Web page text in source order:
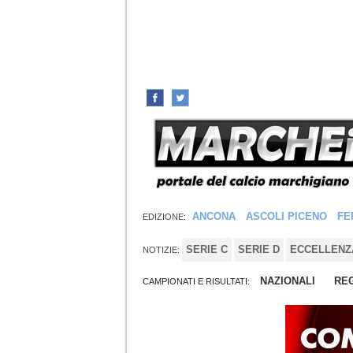
EDIZIONE: ANCONA ASCOLI PICENO
NOTIZIE: SERIE C SERIE D
CAMPIONATI E RISULTATI: NAZIONALI